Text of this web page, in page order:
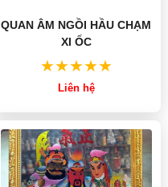
QUAN ÂM NGỒI HẦU CHẠM
XI ỐC
Liên hệ